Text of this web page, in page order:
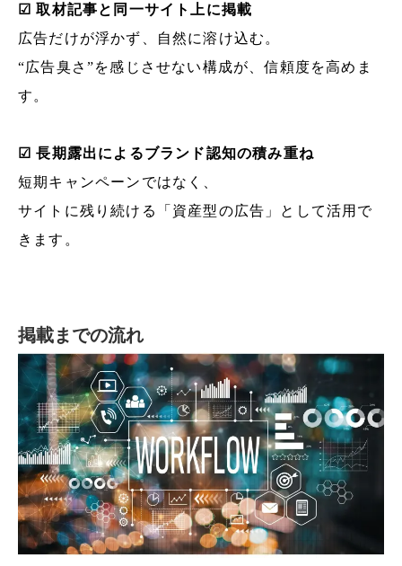
☑ 取材記事と同一サイト上に掲載
広告だけが浮かず、自然に溶け込む。
“広告臭さ”を感じさせない構成が、信頼度を高めま
す。
☑ 長期露出によるブランド認知の積み重ね
短期キャンペーンではなく、
サイトに残り続ける「資産型の広告」として活用で
きます。
掲載までの流れ